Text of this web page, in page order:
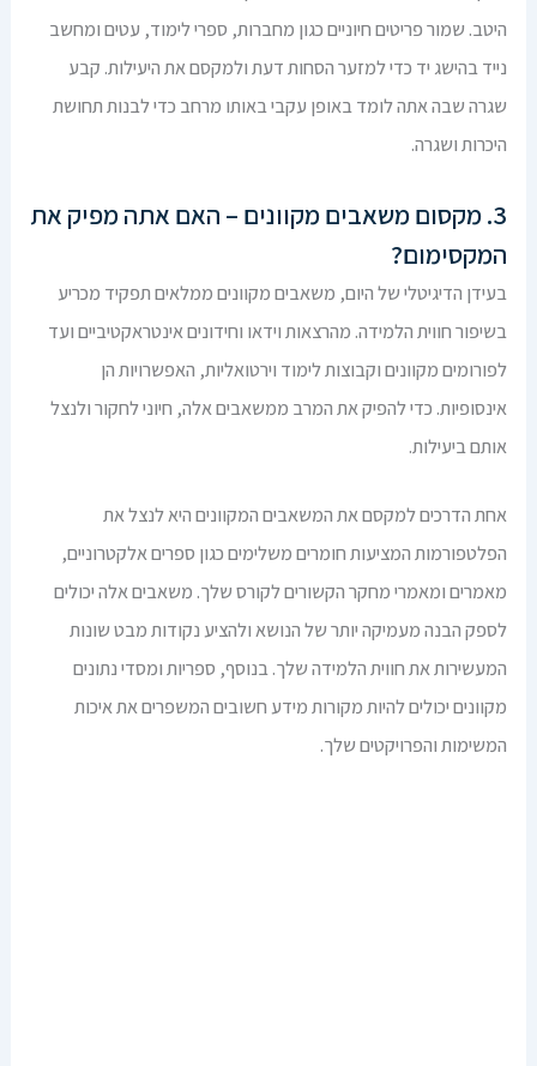
היטב. שמור פריטים חיוניים כגון מחברות, ספרי לימוד, עטים ומחשב
נייד בהישג יד כדי למזער הסחות דעת ולמקסם את היעילות. קבע
שגרה שבה אתה לומד באופן עקבי באותו מרחב כדי לבנות תחושת
היכרות ושגרה.
3. מקסום משאבים מקוונים – האם אתה מפיק את
המקסימום?
בעידן הדיגיטלי של היום, משאבים מקוונים ממלאים תפקיד מכריע
בשיפור חווית הלמידה. מהרצאות וידאו וחידונים אינטראקטיביים ועד
לפורומים מקוונים וקבוצות לימוד וירטואליות, האפשרויות הן
אינסופיות. כדי להפיק את המרב ממשאבים אלה, חיוני לחקור ולנצל
אותם ביעילות.
אחת הדרכים למקסם את המשאבים המקוונים היא לנצל את
הפלטפורמות המציעות חומרים משלימים כגון ספרים אלקטרוניים,
מאמרים ומאמרי מחקר הקשורים לקורס שלך. משאבים אלה יכולים
לספק הבנה מעמיקה יותר של הנושא ולהציע נקודות מבט שונות
המעשירות את חווית הלמידה שלך. בנוסף, ספריות ומסדי נתונים
מקוונים יכולים להיות מקורות מידע חשובים המשפרים את איכות
המשימות והפרויקטים שלך.